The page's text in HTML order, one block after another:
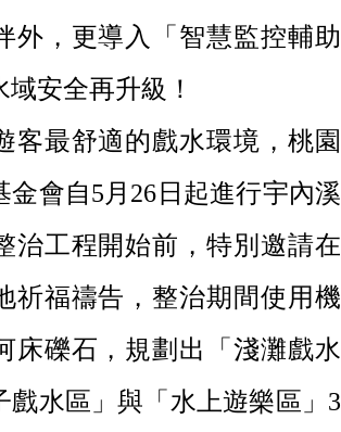
外，更導入
「智慧監控輔助
域安全再升級！
最舒適的戲水環境，桃園
金會自5月26日起進行宇內溪
治工程開始前，特別邀請在
祈福禱告，整治期間使用機
床礫石，規劃出「淺灘戲水
戲水區」與「水上遊樂區」3